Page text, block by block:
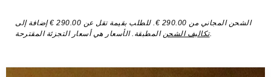
الشحن المجاني من 290.00 €. للطلب بقيمة تقل عن 290.00 € إضافة إلى
تكاليف الشحنالمطبقة. الأسعار هي أسعار التجزئة المقترحة.